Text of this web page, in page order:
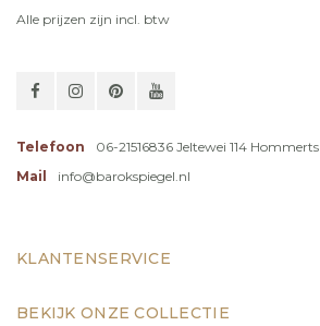
Alle prijzen zijn incl. btw
Telefoon
06-21516836 Jeltewei 114 Hommerts
Mail
info@barokspiegel.nl
KLANTENSERVICE
BEKIJK ONZE COLLECTIE